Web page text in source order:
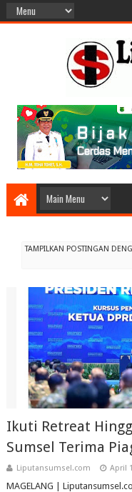
TAMPILKAN POSTINGAN
Ikuti Retreat
Sumsel Terima
Liputansumsel.com April
MAGELANG |